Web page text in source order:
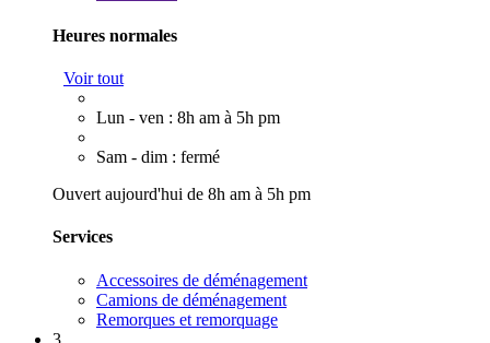
Heures normales
Voir tout
Lun - ven : 8h am à 5h pm
Sam - dim : fermé
Ouvert aujourd'hui de 8h am à 5h pm
Services
Accessoires de déménagement
Camions de déménagement
Remorques et remorquage
3